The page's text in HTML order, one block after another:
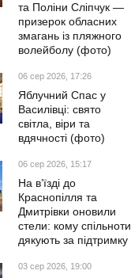
та Поліни Сліпчук —
призерок обласних
змагань із пляжного
волейболу (фото)
06 сер 2026, 17:26
Яблучний Спас у
Василівці: свято
світла, віри та
вдячності (фото)
06 сер 2026, 15:17
На в’їзді до
Краснопілля та
Дмитрівки оновили
стели: кому спільноти
дякують за підтримку
03 сер 2026, 19:00